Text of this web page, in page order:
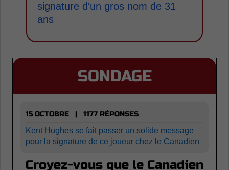
signature d'un gros nom de 31
ans
SONDAGE
15 OCTOBRE | 1177 RÉPONSES
Kent Hughes se fait passer un solide message
pour la signature de ce joueur chez le Canadien
Croyez-vous que le Canadien